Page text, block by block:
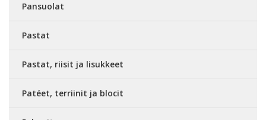
Pansuolat
Pastat
Pastat, riisit ja lisukkeet
Patéet, terriinit ja blocit